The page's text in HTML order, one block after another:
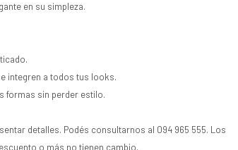
en su simpleza.
integren a todos tus looks.
formas sin perder estilo.
detalles. Podés consultarnos al 094 965 555. Los
o más no tienen cambio.